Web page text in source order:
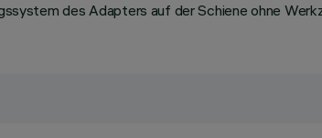
des Adapters auf der Schiene ohne